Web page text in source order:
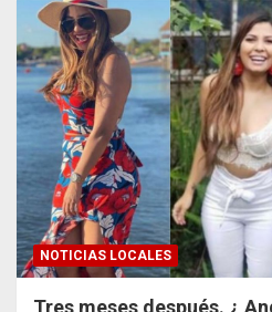
NOTICIAS LOCALES
Tres meses después. ¿